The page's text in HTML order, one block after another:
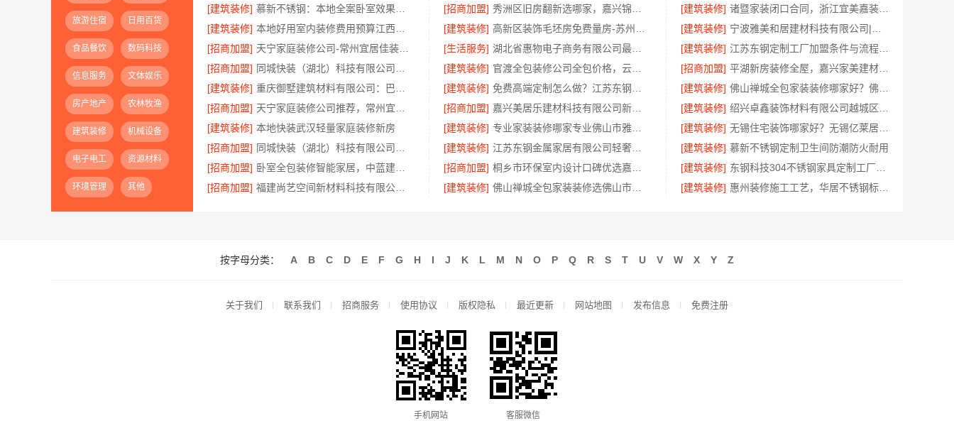
旅游住宿 日用百货
食品餐饮 数码科技
信息服务 文体娱乐
房产地产 农林牧渔
建筑装修 机械设备
电子电工 资源材料
环境管理 其他
[建筑装修]
[招商加盟] [建筑装修]
诸暨家装闭口合同，浙江宜美嘉装饰工程有限公司安心托付
[建筑装修]
[建筑装修] [建筑装修]
[招商加盟]
[生活服务] [建筑装修]
江苏东钢定制工厂加盟条件与流程——江苏东钢金属科技有限公司
[招商加盟]
[建筑装修] [招商加盟]
平湖新房装修全屋，嘉兴家美建材科技有限公司一站式服务
[建筑装修]
[建筑装修] [建筑装修]
佛山禅城全包家装装修哪家好？佛山市雅居美家装饰一站式省心
[招商加盟]
[招商加盟] [建筑装修]
[建筑装修] 本地快装武汉轻量家庭装修新房 [建筑装修] [建筑装修]
[招商加盟]
[建筑装修] [建筑装修] 慕新不锈钢定制卫生间防潮防火耐用
[招商加盟]
[招商加盟] [建筑装修]
[招商加盟]
[建筑装修] [建筑装修] 惠州装修施工工艺，华居不锈钢标准规范
按字母分类： A B C D E F G H I J K L M N O P Q R S T U V W X Y Z
关于我们 联系我们 招商服务 使用协议 版权隐私 最近更新 网站地图 发布信息 免费注册
手机网站 客服微信